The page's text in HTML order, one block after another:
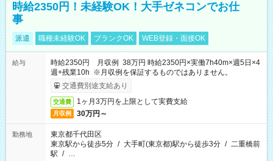
時給2350円！未経験OK！大手ゼネコンでお仕
事
派遣 職種未経験OK ブランクOK WEB登録・面接OK
給与
時給2350円 月収例 38万円 時給2350円×実働7h40m×週5日×4
週+残業10h ※月収例を保証するものではありません。
交通費別途支給あり
交通費 1ヶ月3万円を上限として実費支給
月収例 30万円～
勤務地
東京都千代田区
東京駅から徒歩5分 / 大手町(東京都)駅から徒歩3分 / 二重橋前
駅 / …